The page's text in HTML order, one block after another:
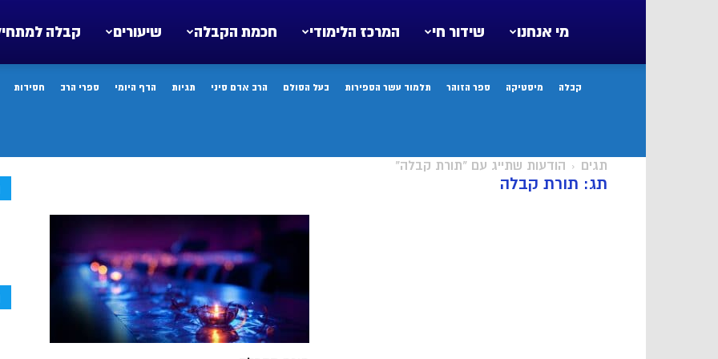
קבלה שיעורים חכמת הקבלה המרכז הלימודי שידור חי מי אנחנו
קבלה מיסטיקה ספר הזוהר תלמוד עשר הספירות בעל הסולם הרב אדם סיני תגיות הדף היומי ספרי הרב חסידות
תגים הודעות שתייג עם "תורת קבלה"
תג: תורת קבלה